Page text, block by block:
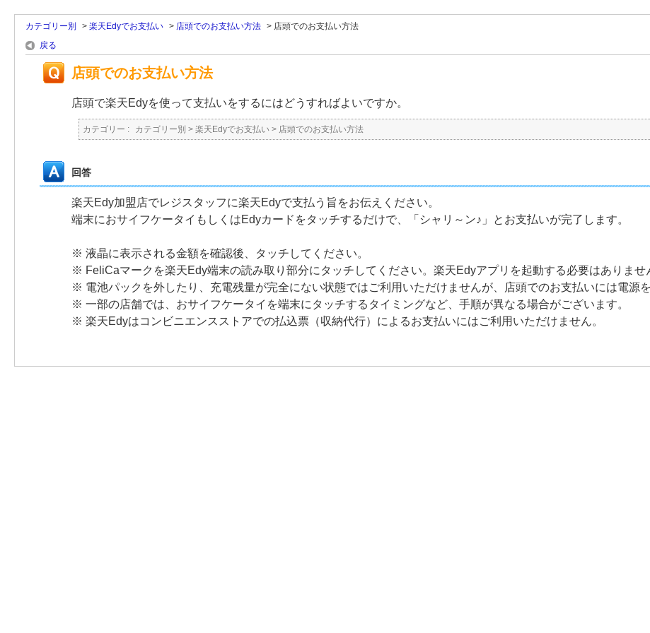
カテゴリー別 > 楽天Edyでお支払い > 店頭でのお支払い方法 > 店頭でのお支払い方法
戻る
店頭でのお支払い方法
店頭で楽天Edyを使って支払いをするにはどうすればよいですか。
カテゴリー : カテゴリー別 > 楽天Edyでお支払い > 店頭でのお支払い方法
回答
楽天Edy加盟店でレジスタッフに楽天Edyで支払う旨をお伝えください。
端末におサイフケータイもしくはEdyカードをタッチするだけで、「シャリ～ン♪」とお支払いが完了します。
※ 液晶に表示される金額を確認後、タッチしてください。
※ FeliCaマークを楽天Edy端末の読み取り部分にタッチしてください。楽天Edyアプリを起動する必要はありませ
※ 電池パックを外したり、充電残量が完全にない状態ではご利用いただけませんが、店頭でのお支払いには電源
※ 一部の店舗では、おサイフケータイを端末にタッチするタイミングなど、手順が異なる場合がございます。
※ 楽天Edyはコンビニエンスストアでの払込票（収納代行）によるお支払いにはご利用いただけません。